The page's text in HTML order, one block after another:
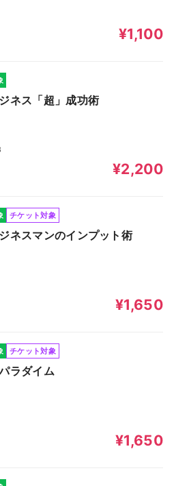
¥1,100
ネス「超」成功術
¥2,200
チケット対象
ネスマンのインプット術
¥1,650
チケット対象
ラダイム
¥1,650